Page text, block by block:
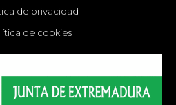
de privacidad
de cookies